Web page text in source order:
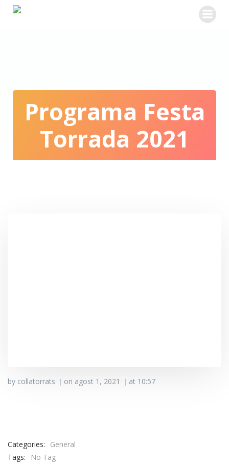
Programa Festa
Torrada 2021
by collatorrats | on agost 1, 2021 | at 10:57
Categories:
General
Tags:
No Tag